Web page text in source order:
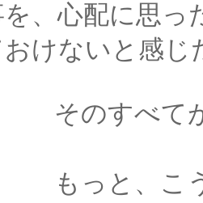
、心配に思
けないと感じ
が正当な
う。言葉